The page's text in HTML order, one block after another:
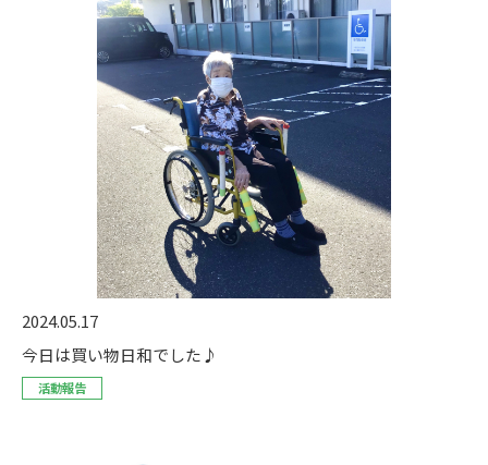
2024.05.17
今日は買い物日和でした♪
活動報告